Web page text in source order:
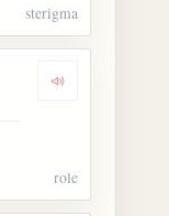
sterigma
Dengarkan
role